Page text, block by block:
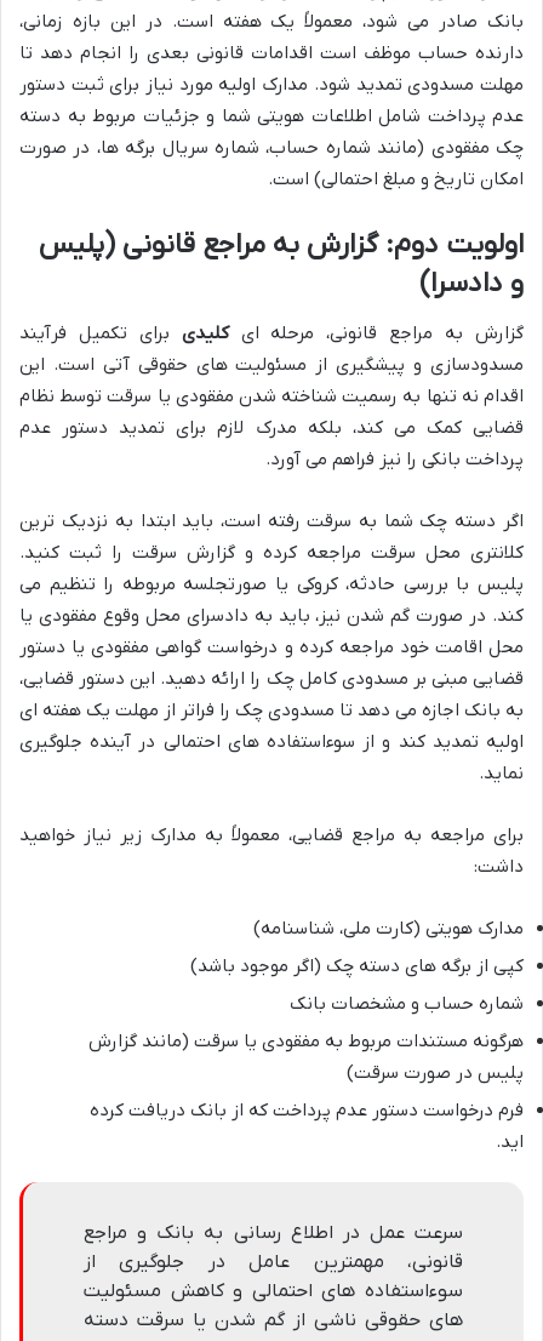
بانک صادر می شود، معمولاً یک هفته است. در این بازه زمانی،
دارنده حساب موظف است اقدامات قانونی بعدی را انجام دهد تا
مهلت مسدودی تمدید شود. مدارک اولیه مورد نیاز برای ثبت دستور
عدم پرداخت شامل اطلاعات هویتی شما و جزئیات مربوط به دسته
چک مفقودی (مانند شماره حساب، شماره سریال برگه ها، در صورت
امکان تاریخ و مبلغ احتمالی) است.
اولویت دوم: گزارش به مراجع قانونی (پلیس
و دادسرا)
گزارش به مراجع قانونی، مرحله ایکلیدی برای تکمیل فرآیند
مسدودسازی و پیشگیری از مسئولیت های حقوقی آتی است. این
اقدام نه تنها به رسمیت شناخته شدن مفقودی یا سرقت توسط نظام
قضایی کمک می کند، بلکه مدرک لازم برای تمدید دستور عدم
پرداخت بانکی را نیز فراهم می آورد.
اگر دسته چک شما به سرقت رفته است، باید ابتدا به نزدیک ترین
کلانتری محل سرقت مراجعه کرده و گزارش سرقت را ثبت کنید.
پلیس با بررسی حادثه، کروکی یا صورتجلسه مربوطه را تنظیم می
کند. در صورت گم شدن نیز، باید به دادسرای محل وقوع مفقودی یا
محل اقامت خود مراجعه کرده و درخواست گواهی مفقودی یا دستور
قضایی مبنی بر مسدودی کامل چک را ارائه دهید. این دستور قضایی،
به بانک اجازه می دهد تا مسدودی چک را فراتر از مهلت یک هفته ای
اولیه تمدید کند و از سوءاستفاده های احتمالی در آینده جلوگیری
نماید.
برای مراجعه به مراجع قضایی، معمولاً به مدارک زیر نیاز خواهید
داشت:
مدارک هویتی (کارت ملی، شناسنامه)
کپی از برگه های دسته چک (اگر موجود باشد)
شماره حساب و مشخصات بانک
هرگونه مستندات مربوط به مفقودی یا سرقت (مانند گزارش
پلیس در صورت سرقت)
فرم درخواست دستور عدم پرداخت که از بانک دریافت کرده
اید.
سرعت عمل در اطلاع رسانی به بانک و مراجع
قانونی، مهمترین عامل در جلوگیری از
سوءاستفاده های احتمالی و کاهش مسئولیت
های حقوقی ناشی از گم شدن یا سرقت دسته